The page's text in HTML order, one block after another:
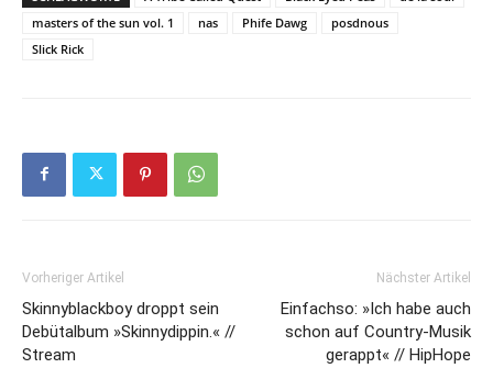
masters of the sun vol. 1
nas Phife Dawg
posdnous
Slick Rick
Vorheriger Artikel
Skinnyblackboy droppt sein
Debütalbum »Skinnydippin.« //
Stream
Nächster Artikel
Einfachso: »Ich habe auch
schon auf Country-Musik
gerappt« // HipHope